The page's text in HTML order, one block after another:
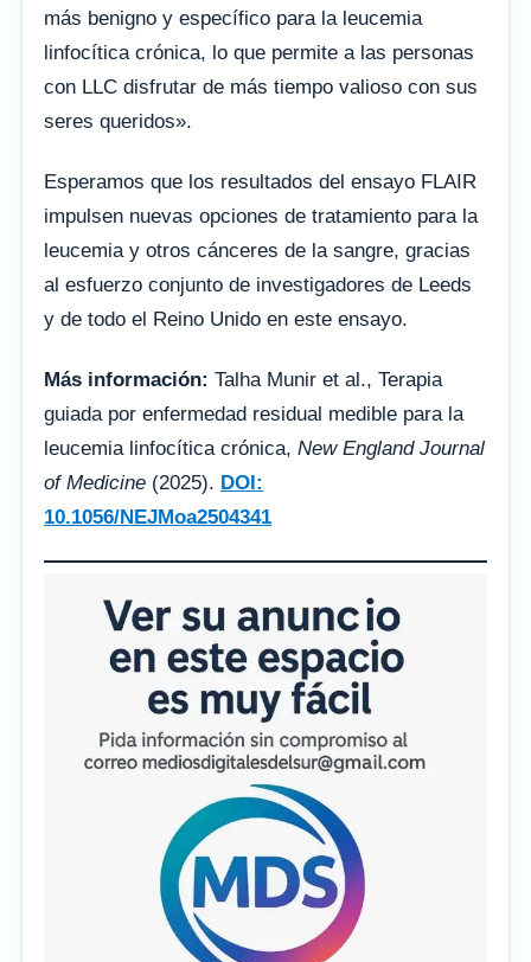
más benigno y específico para la leucemia
linfocítica crónica, lo que permite a las personas
con LLC disfrutar de más tiempo valioso con sus
seres queridos».
Esperamos que los resultados del ensayo FLAIR
impulsen nuevas opciones de tratamiento para la
leucemia y otros cánceres de la sangre, gracias
al esfuerzo conjunto de investigadores de Leeds
y de todo el Reino Unido en este ensayo.
Más información: Talha Munir et al., Terapia
guiada por enfermedad residual medible para la
leucemia linfocítica crónica, New England Journal
of Medicine (2025). DOI:
10.1056/NEJMoa2504341